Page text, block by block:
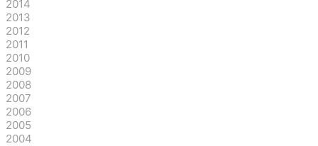
2014
2013
2012
2011
2010
2009
2008
2007
2006
2005
2004